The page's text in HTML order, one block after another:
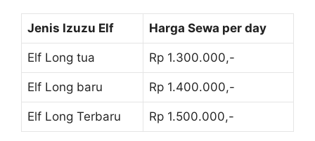
Jenis Izuzu Elf Harga Sewa per day
Elf Long tua Rp 1.300.000,-
Elf Long baru Rp 1.400.000,-
Elf Long Terbaru Rp 1.500.000,-